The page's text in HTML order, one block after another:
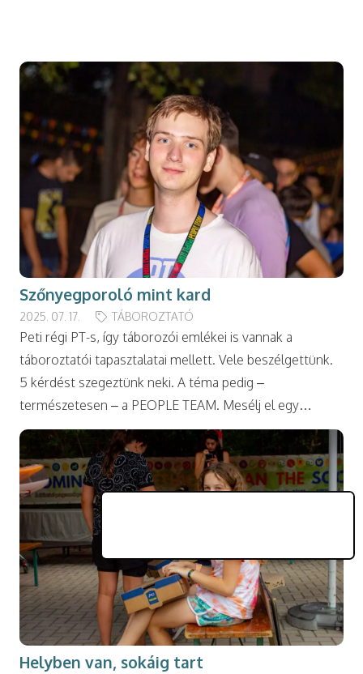
Szőnyegporoló mint kard
2025. 07. 17. TÁBOROZTATÓ
Peti régi PT-s, így táborozói emlékei is vannak a
táboroztatói tapasztalatai mellett. Vele beszélgettünk.
5 kérdést szegeztünk neki. A téma pedig –
természetesen – a PEOPLE TEAM. Mesélj el egy…
Helyben van, sokáig tart